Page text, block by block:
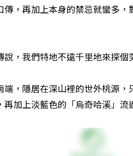
，再加上本身的禁忌就蠻多，
說，我們特地不遠千里地來探
端，隱居在深山裡的世外桃源
加上淡藍色的「烏奇哈溪」流